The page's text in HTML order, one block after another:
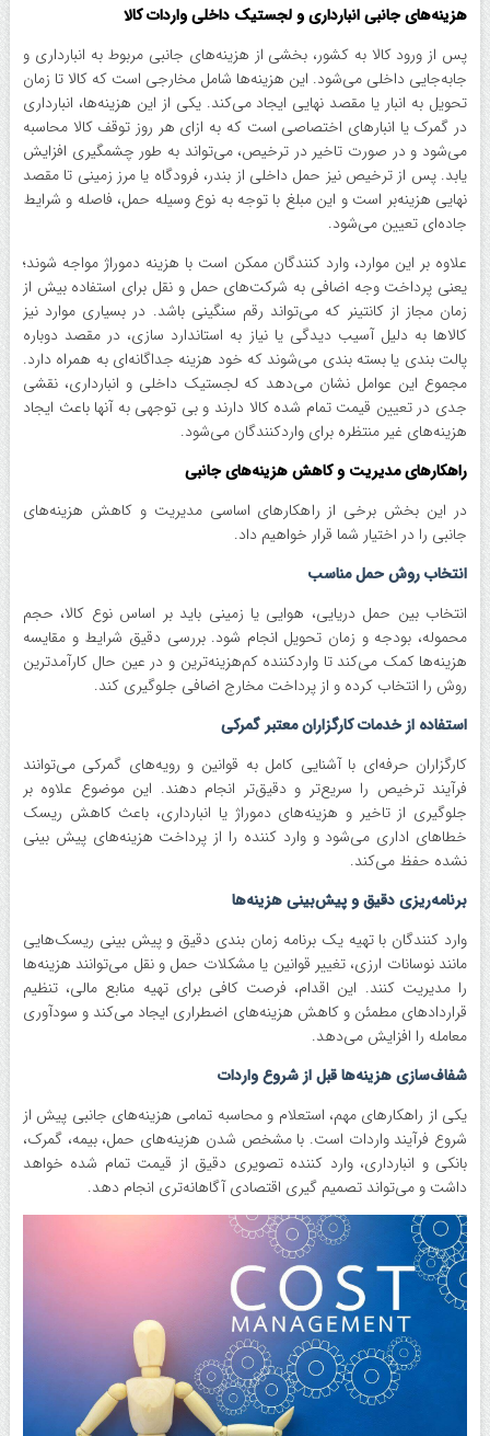
هزینه‌های جانبی انبارداری و لجستیک داخلی واردات کالا
پس از ورود کالا به کشور، بخشی از هزینه‌های جانبی مربوط به انبارداری و
جابه‌جایی داخلی می‌شود. این هزینه‌ها شامل مخارجی است که کالا تا زمان
تحویل به انبار یا مقصد نهایی ایجاد می‌کند. یکی از این هزینه‌ها، انبارداری
در گمرک یا انبار‌های اختصاصی است که به ازای هر روز توقف کالا محاسبه
می‌شود و در صورت تاخیر در ترخیص، می‌تواند به طور چشمگیری افزایش
یابد. پس از ترخیص نیز حمل داخلی از بندر، فرودگاه یا مرز زمینی تا مقصد
نهایی هزینه‌بر است و این مبلغ با توجه به نوع وسیله حمل، فاصله و شرایط
جاده‌ای تعیین می‌شود.
علاوه بر این موارد، وارد کنندگان ممکن است با هزینه دموراژ مواجه شوند؛
یعنی پرداخت وجه اضافی به شرکت‌های حمل و نقل برای استفاده بیش از
زمان مجاز از کانتینر که می‌تواند رقم سنگینی باشد. در بسیاری موارد نیز
کالا‌ها به دلیل آسیب دیدگی یا نیاز به استاندارد سازی، در مقصد دوباره
پالت بندی یا بسته بندی می‌شوند که خود هزینه جداگانه‌ای به همراه دارد.
مجموع این عوامل نشان می‌دهد که لجستیک داخلی و انبارداری، نقشی
جدی در تعیین قیمت تمام شده کالا دارند و بی توجهی به آنها باعث ایجاد
هزینه‌های غیر منتظره برای واردکنندگان می‌شود.
راهکار‌های مدیریت و کاهش هزینه‌های جانبی
در این بخش برخی از راهکار‌های اساسی مدیریت و کاهش هزینه‌های
جانبی را در اختیار شما قرار خواهیم داد.
انتخاب روش حمل مناسب
انتخاب بین حمل دریایی، هوایی یا زمینی باید بر اساس نوع کالا، حجم
محموله، بودجه و زمان تحویل انجام شود. بررسی دقیق شرایط و مقایسه
هزینه‌ها کمک می‌کند تا واردکننده کم‌هزینه‌ترین و در عین حال کارآمدترین
روش را انتخاب کرده و از پرداخت مخارج اضافی جلوگیری کند.
استفاده از خدمات کارگزاران معتبر گمرکی
کارگزاران حرفه‌ای با آشنایی کامل به قوانین و رویه‌های گمرکی می‌توانند
فرآیند ترخیص را سریع‌تر و دقیق‌تر انجام دهند. این موضوع علاوه بر
جلوگیری از تاخیر و هزینه‌های دموراژ یا انبارداری، باعث کاهش ریسک
خطا‌های اداری می‌شود و وارد کننده را از پرداخت هزینه‌های پیش بینی
نشده حفظ می‌کند.
برنامه‌ریزی دقیق و پیش‌بینی هزینه‌ها
وارد کنندگان با تهیه یک برنامه زمان بندی دقیق و پیش بینی ریسک‌هایی
مانند نوسانات ارزی، تغییر قوانین یا مشکلات حمل و نقل می‌توانند هزینه‌ها
را مدیریت کنند. این اقدام، فرصت کافی برای تهیه منابع مالی، تنظیم
قرارداد‌های مطمئن و کاهش هزینه‌های اضطراری ایجاد می‌کند و سودآوری
معامله را افزایش می‌دهد.
شفاف‌سازی هزینه‌ها قبل از شروع واردات
یکی از راهکار‌های مهم، استعلام و محاسبه تمامی هزینه‌های جانبی پیش از
شروع فرآیند واردات است. با مشخص شدن هزینه‌های حمل، بیمه، گمرک،
بانکی و انبارداری، وارد کننده تصویری دقیق از قیمت تمام شده خواهد
داشت و می‌تواند تصمیم گیری اقتصادی آگاهانه‌تری انجام دهد.